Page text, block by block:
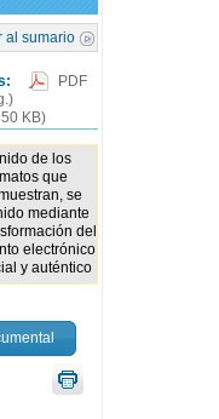
al sumario
PDF
KB)
de los
que
se
mediante
del
electrónico
y auténtico